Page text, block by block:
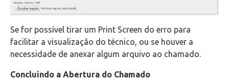
Se for possível tirar um Print Screen do erro para
facilitar a visualização do técnico, ou se houver a
necessidade de anexar algum arquivo ao chamado.
Concluindo a Abertura do Chamado